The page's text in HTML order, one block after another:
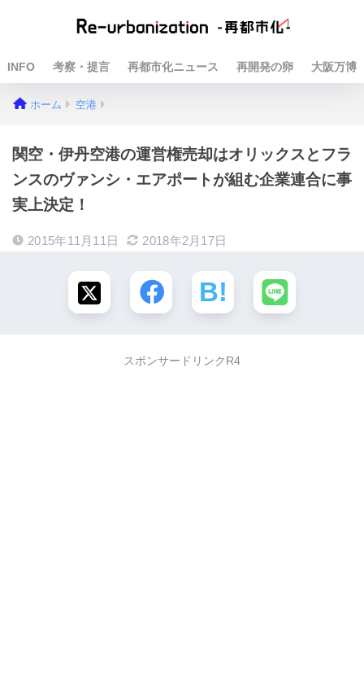
INFO 考察・提言 再都市化ニュース 再開発の卵 大阪万博
ホーム 空港
関空・伊丹空港の運営権売却はオリックスとフラ
ンスのヴァンシ・エアポートが組む企業連合に事
実上決定！
2015年11月11日 2018年2月17日
スポンサードリンクR4